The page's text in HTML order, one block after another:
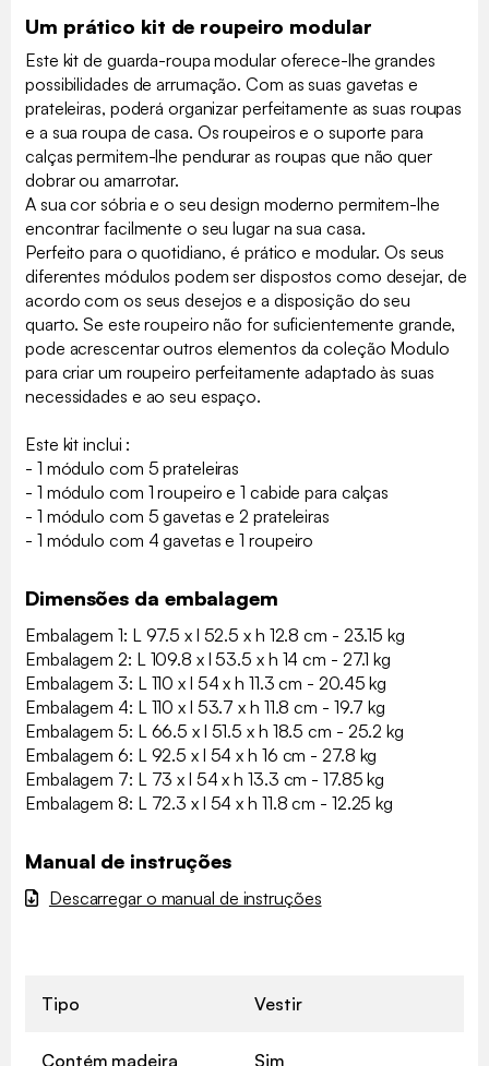
Um prático kit de roupeiro modular
Este kit de guarda-roupa modular oferece-lhe grandes
possibilidades de arrumação. Com as suas gavetas e
prateleiras, poderá organizar perfeitamente as suas roupas
e a sua roupa de casa. Os roupeiros e o suporte para
calças permitem-lhe pendurar as roupas que não quer
dobrar ou amarrotar.
A sua cor sóbria e o seu design moderno permitem-lhe
encontrar facilmente o seu lugar na sua casa.
Perfeito para o quotidiano, é prático e modular. Os seus
diferentes módulos podem ser dispostos como desejar, de
acordo com os seus desejos e a disposição do seu
quarto. Se este roupeiro não for suficientemente grande,
pode acrescentar outros elementos da coleção Modulo
para criar um roupeiro perfeitamente adaptado às suas
necessidades e ao seu espaço.
Este kit inclui :
- 1 módulo com 5 prateleiras
- 1 módulo com 1 roupeiro e 1 cabide para calças
- 1 módulo com 5 gavetas e 2 prateleiras
- 1 módulo com 4 gavetas e 1 roupeiro
Dimensões da embalagem
Embalagem 1: L 97.5 x l 52.5 x h 12.8 cm - 23.15 kg
Embalagem 2: L 109.8 x l 53.5 x h 14 cm - 27.1 kg
Embalagem 3: L 110 x l 54 x h 11.3 cm - 20.45 kg
Embalagem 4: L 110 x l 53.7 x h 11.8 cm - 19.7 kg
Embalagem 5: L 66.5 x l 51.5 x h 18.5 cm - 25.2 kg
Embalagem 6: L 92.5 x l 54 x h 16 cm - 27.8 kg
Embalagem 7: L 73 x l 54 x h 13.3 cm - 17.85 kg
Embalagem 8: L 72.3 x l 54 x h 11.8 cm - 12.25 kg
Manual de instruções
Descarregar o manual de instruções
Tipo Vestir
Contém madeira Sim